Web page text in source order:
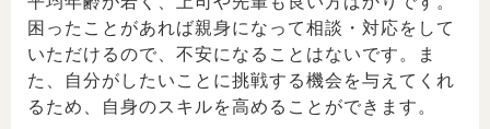
困ったことがあれば親身になって相談・対応をして
いただけるので、不安になることはないです。ま
た、自分がしたいことに挑戦する機会を与えてくれ
るため、自身のスキルを高めることができます。